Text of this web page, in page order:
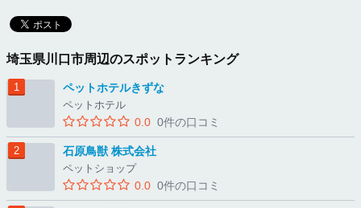
埼玉県川口市周辺のスポットランキング
ペットホテルきずな
ペットホテル
0.0 0件の口コミ
石原鳥獣 株式会社
ペットショップ
0.0 0件の口コミ